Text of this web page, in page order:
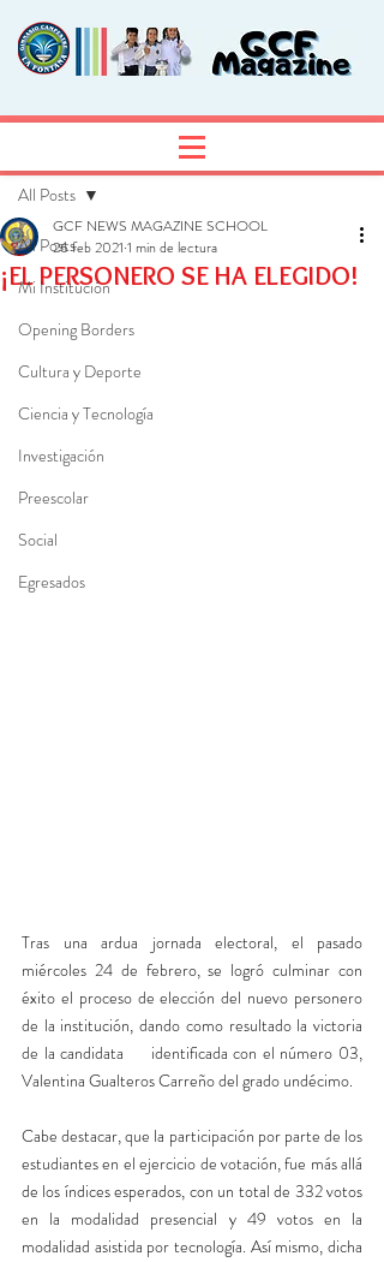
All Posts
Mi Institución
Opening Borders
Cultura y Deporte
Ciencia y Tecnología
Investigación
Preescolar
Social
Egresados
All Posts
¡EL PERSONERO SE HA ELEGIDO!
GCF NEWS MAGAZINE SCHOOL
26 feb 2021 1 min de lectura
Tras una ardua jornada electoral, el pasado
miércoles 24 de febrero, se logró culminar con
éxito el proceso de elección del nuevo personero
de la institución, dando como resultado la victoria
de la candidata     identificada con el número 03,
Valentina Gualteros Carreño del grado undécimo.
Cabe destacar, que la participación por parte de los
estudiantes en el ejercicio de votación, fue más allá
de los índices esperados, con un total de 332 votos
en la modalidad presencial y 49 votos en la
modalidad asistida por tecnología. Así mismo, dicha